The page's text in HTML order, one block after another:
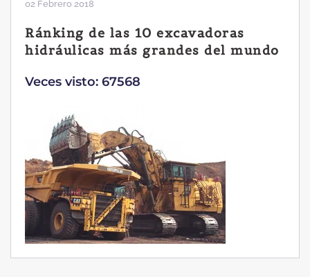
02 Febrero 2018
Ránking de las 10 excavadoras
hidráulicas más grandes del mundo
Veces visto: 67568